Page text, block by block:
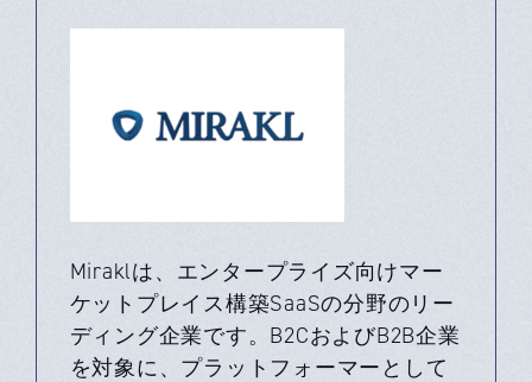
Miraklは、エンタープライズ向けマー
ケットプレイス構築SaaSの分野のリー
ディング企業です。B2CおよびB2B企業
を対象に、プラットフォーマーとして